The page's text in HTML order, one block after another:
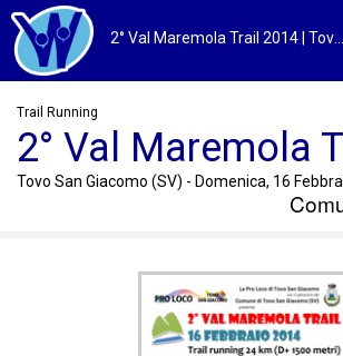
Trail Running
2° Val Maremola
Tovo San Giacomo (SV) - Domenica, 16